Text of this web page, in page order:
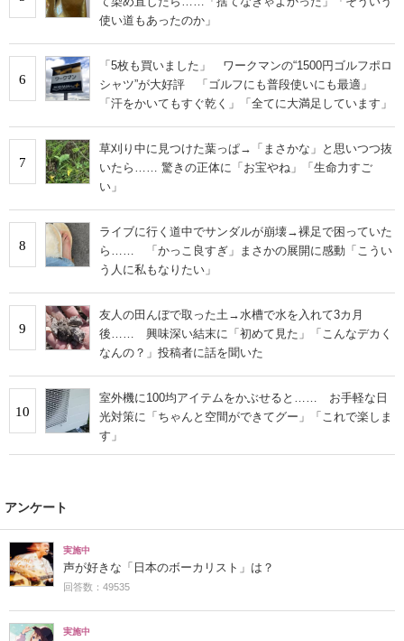
使い道もあったのか」
6
「5枚も買いました」 ワークマンの“1500円ゴルフポロ
シャツ”が大好評 「ゴルフにも普段使いにも最適」
「汗をかいてもすぐ乾く」「全てに大満足しています」
7
草刈り中に見つけた葉っぱ→「まさかな」と思いつつ抜
いたら…… 驚きの正体に「お宝やね」「生命力すご
い」
8
ライブに行く道中でサンダルが崩壊→裸足で困っていた
ら…… 「かっこ良すぎ」まさかの展開に感動「こうい
う人に私もなりたい」
9
友人の田んぼで取った土→水槽で水を入れて3カ月
後…… 興味深い結末に「初めて見た」「こんなデカく
なんの？」投稿者に話を聞いた
10
室外機に100均アイテムをかぶせると…… お手軽な日
光対策に「ちゃんと空間ができてグー」「これで楽しま
す」
アンケート
実施中
声が好きな「日本のボーカリスト」は？
回答数：49535
実施中